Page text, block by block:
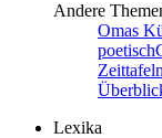
Andere
Omas
poetisch
Zeittafeln
Lexika